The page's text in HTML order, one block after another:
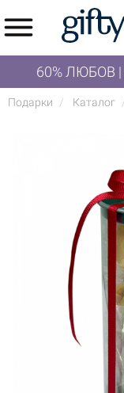
60% ЛЮБОВ |
Подарки Каталог